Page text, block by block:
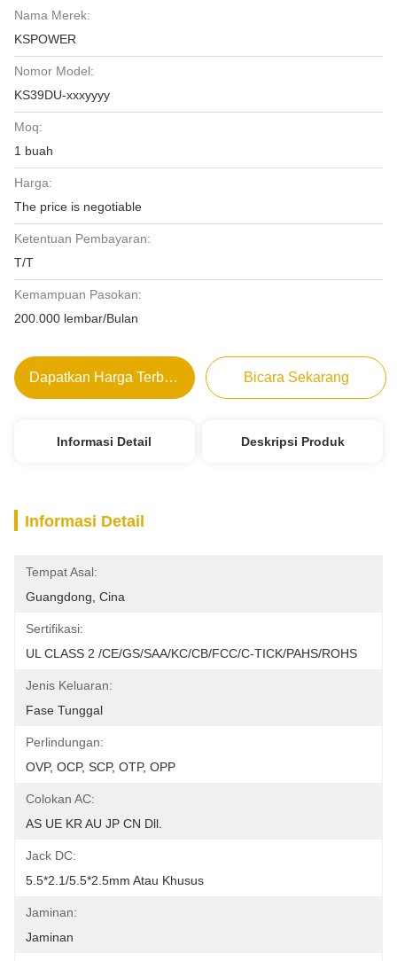
Nama Merek:
KSPOWER
Nomor Model:
KS39DU-xxxyyyy
Moq:
1 buah
Harga:
The price is negotiable
Ketentuan Pembayaran:
T/T
Kemampuan Pasokan:
200.000 lembar/Bulan
Dapatkan Harga Terbaik Bicara Sekarang
Informasi Detail Deskripsi Produk
Informasi Detail
Tempat Asal:
Guangdong, Cina
Sertifikasi:
UL CLASS 2 /CE/GS/SAA/KC/CB/FCC/C-TICK/PAHS/ROHS
Jenis Keluaran:
Fase Tunggal
Perlindungan:
OVP, OCP, SCP, OTP, OPP
Colokan AC:
AS UE KR AU JP CN Dll.
Jack DC:
5.5*2.1/5.5*2.5mm Atau Khusus
Jaminan:
Jaminan